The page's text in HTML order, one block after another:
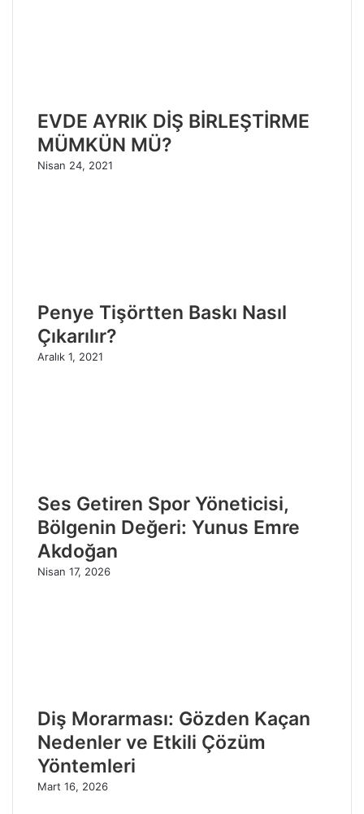
EVDE AYRIK DİŞ BİRLEŞTİRME
MÜMKÜN MÜ?
Nisan 24, 2021
Penye Tişörtten Baskı Nasıl
Çıkarılır?
Aralık 1, 2021
Ses Getiren Spor Yöneticisi,
Bölgenin Değeri: Yunus Emre
Akdoğan
Nisan 17, 2026
Diş Morarması: Gözden Kaçan
Nedenler ve Etkili Çözüm
Yöntemleri
Mart 16, 2026